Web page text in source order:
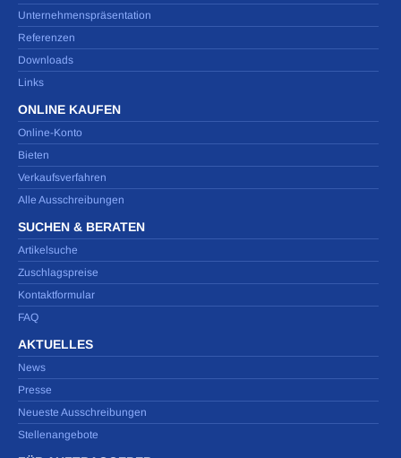
Unternehmenspräsentation
Referenzen
Downloads
Links
ONLINE KAUFEN
Online-Konto
Bieten
Verkaufsverfahren
Alle Ausschreibungen
SUCHEN & BERATEN
Artikelsuche
Zuschlagspreise
Kontaktformular
FAQ
AKTUELLES
News
Presse
Neueste Ausschreibungen
Stellenangebote